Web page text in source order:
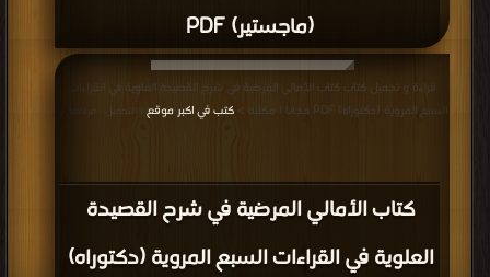
(ماجستير) PDF
كتاب الأمالي المرضية في شرح القصيدة
العلوية في القراءات السبع المروية (دكتوراه)
قراءة و تحميل كتاب كتاب الأمالي المرضية في شرح القصيدة العلوية في القراءات
السبع المروية (دكتوراه) PDF مجانا | مكتبة >
كتب في اكبر موقع | التحميل : مرة/مرات